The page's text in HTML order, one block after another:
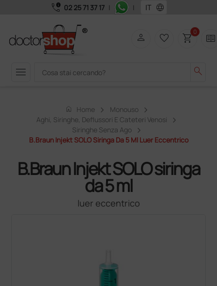
call_quality 02 25 71 37 17 | | language
menu search
person favorite_border shopping_cart0 two_pager
home Home
Monouso
Aghi, Siringhe, Deflussori E Cateteri Venosi
Siringhe Senza Ago
B.Braun Injekt SOLO Siringa Da 5 Ml Luer Eccentrico
B.Braun Injekt SOLO siringa
da 5 ml
luer eccentrico